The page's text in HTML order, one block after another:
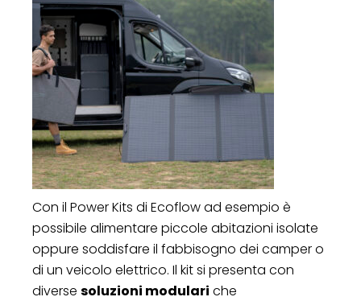
Con il Power Kits di Ecoflow ad esempio è
possibile alimentare piccole abitazioni isolate
oppure soddisfare il fabbisogno dei camper o
di un veicolo elettrico. Il kit si presenta con
diverse soluzioni modulari che